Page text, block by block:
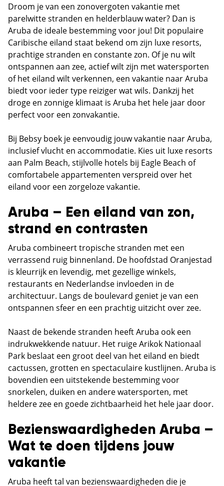
Droom je van een zonovergoten vakantie met
parelwitte stranden en helderblauw water? Dan is
Aruba de ideale bestemming voor jou! Dit populaire
Caribische eiland staat bekend om zijn luxe resorts,
prachtige stranden en constante zon. Of je nu wilt
ontspannen aan zee, actief wilt zijn met watersporten
of het eiland wilt verkennen, een vakantie naar Aruba
biedt voor ieder type reiziger wat wils. Dankzij het
droge en zonnige klimaat is Aruba het hele jaar door
perfect voor een zonvakantie.
Bij Bebsy boek je eenvoudig jouw vakantie naar Aruba,
inclusief vlucht en accommodatie. Kies uit luxe resorts
aan Palm Beach, stijlvolle hotels bij Eagle Beach of
comfortabele appartementen verspreid over het
eiland voor een zorgeloze vakantie.
Aruba – Een eiland van zon,
strand en contrasten
Aruba combineert tropische stranden met een
verrassend ruig binnenland. De hoofdstad Oranjestad
is kleurrijk en levendig, met gezellige winkels,
restaurants en Nederlandse invloeden in de
architectuur. Langs de boulevard geniet je van een
ontspannen sfeer en een prachtig uitzicht over zee.
Naast de bekende stranden heeft Aruba ook een
indrukwekkende natuur. Het ruige Arikok Nationaal
Park beslaat een groot deel van het eiland en biedt
cactussen, grotten en spectaculaire kustlijnen. Aruba is
bovendien een uitstekende bestemming voor
snorkelen, duiken en andere watersporten, met
heldere zee en goede zichtbaarheid het hele jaar door.
Bezienswaardigheden Aruba –
Wat te doen tijdens jouw
vakantie
Aruba heeft tal van bezienswaardigheden die je